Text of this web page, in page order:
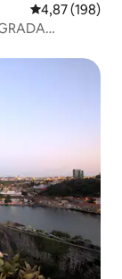
Prosječna
4,87 (198)